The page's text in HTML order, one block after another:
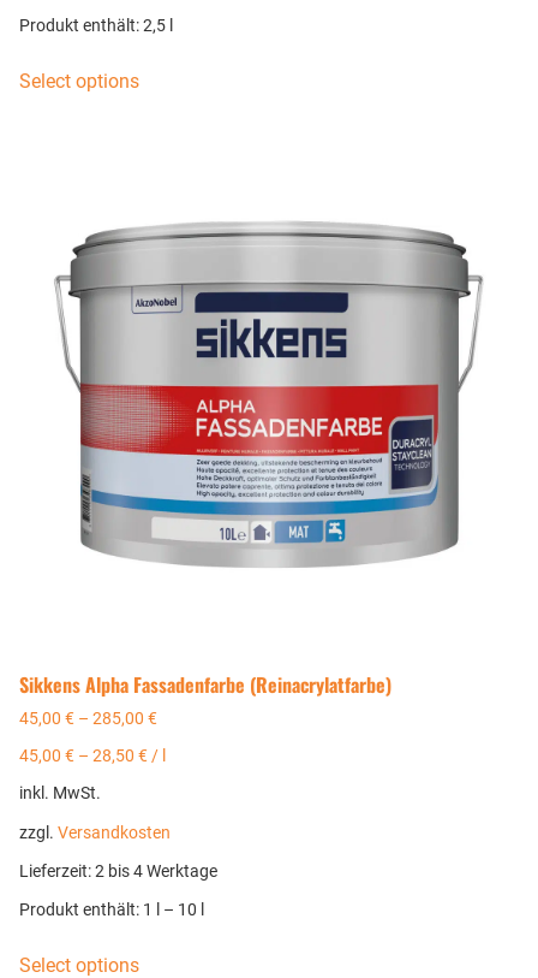
Produkt enthält: 2,5
Select options
Sikkens Alpha Fassadenfarbe (Reinacrylatfarbe)
45,00 € – 285,00 €
45,00 € – 28,50 € /
inkl. MwSt.
zzgl. Versandkosten
Lieferzeit:2 bis 4 Werktage
Produkt enthält: 1
– 10
Select options